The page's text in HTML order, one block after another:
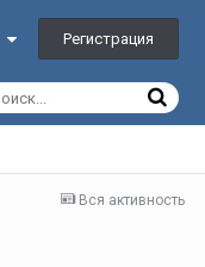
Регистрация
Вся активность